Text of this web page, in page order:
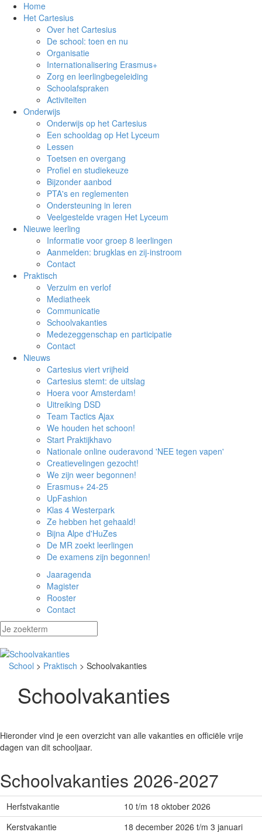
Home
Het Cartesius
Over het Cartesius
De school: toen en nu
Organisatie
Internationalisering Erasmus+
Zorg en leerlingbegeleiding
Schoolafspraken
Activiteiten
Onderwijs
Onderwijs op het Cartesius
Een schooldag op Het Lyceum
Lessen
Toetsen en overgang
Profiel en studiekeuze
Bijzonder aanbod
PTA's en reglementen
Ondersteuning in leren
Veelgestelde vragen Het Lyceum
Nieuwe leerling
Informatie voor groep 8 leerlingen
Aanmelden: brugklas en zij-instroom
Contact
Praktisch
Verzuim en verlof
Mediatheek
Communicatie
Schoolvakanties
Medezeggenschap en participatie
Contact
Nieuws
Cartesius viert vrijheid
Cartesius stemt: de uitslag
Hoera voor Amsterdam!
Uitreiking DSD
Team Tactics Ajax
We houden het schoon!
Start Praktijkhavo
Nationale online ouderavond 'NEE tegen vapen'
Creatievelingen gezocht!
We zijn weer begonnen!
Erasmus+ 24-25
UpFashion
Klas 4 Westerpark
Ze hebben het gehaald!
Bijna Alpe d'HuZes
De MR zoekt leerlingen
De examens zijn begonnen!
Jaaragenda
Magister
Rooster
Contact
School > Praktisch > Schoolvakanties
Schoolvakanties
Hieronder vind je een overzicht van alle vakanties en officiële vrije
dagen van dit schooljaar.
Schoolvakanties 2026-2027
Herfstvakantie
10 t/m 18 oktober 2026
Kerstvakantie
18 december 2026 t/m 3 januari